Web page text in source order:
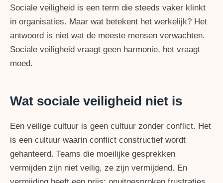
Sociale veiligheid is een term die steeds vaker klinkt
in organisaties. Maar wat betekent het werkelijk? Het
antwoord is niet wat de meeste mensen verwachten.
Sociale veiligheid vraagt geen harmonie, het vraagt
moed.
Wat sociale veiligheid niet is
Een veilige cultuur is geen cultuur zonder conflict. Het
is een cultuur waarin conflict constructief wordt
gehanteerd. Teams die moeilijke gesprekken
vermijden zijn niet veilig, ze zijn vermijdend. En